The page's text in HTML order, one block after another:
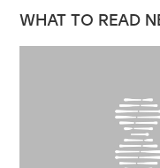
WHAT TO READ